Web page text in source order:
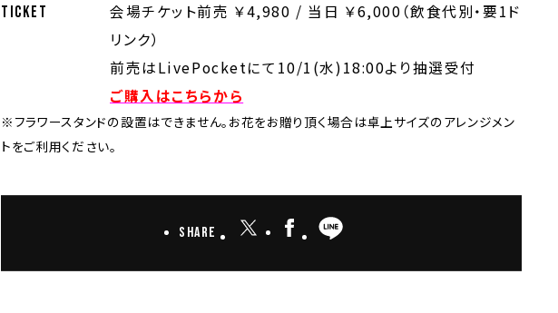
TICKET
会場チケット前売 ￥4,980 / 当日 ￥6,000（飲食代別・要1ド
リンク）
前売はLivePocketにて10/1(水)18:00より抽選受付
ご購入はこちらから
※フラワースタンドの設置はできません。お花をお贈り頂く場合は卓上サイズのアレンジメン
トをご利用ください。
Share